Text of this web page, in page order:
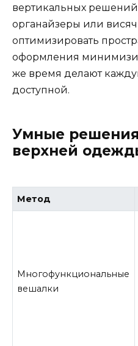
вертикальных
органайзеры или
оптимизировать
оформления
же время делают
доступной.
Умные
верхней
Метод
Многофункциональные
вешалки